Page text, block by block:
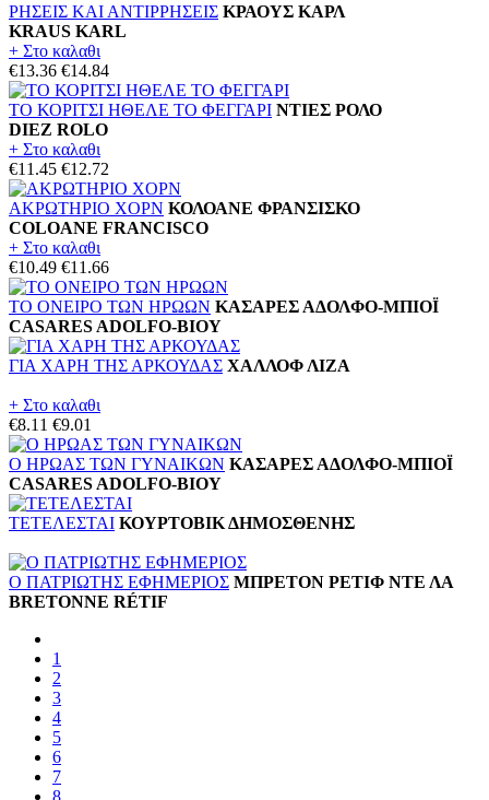
ΡΗΣΕΙΣ ΚΑΙ ΑΝΤΙΡΡΗΣΕΙΣ ΚΡΑΟΥΣ ΚΑΡΛ
KRAUS KARL
+ Στο καλαθι
€13.36 €14.84
ΤΟ ΚΟΡΙΤΣΙ ΗΘΕΛΕ ΤΟ ΦΕΓΓΑΡΙ ΝΤΙΕΣ ΡΟΛΟ
DIEZ ROLO
+ Στο καλαθι
€11.45 €12.72
ΑΚΡΩΤΗΡΙΟ ΧΟΡΝ ΚΟΛΟΑΝΕ ΦΡΑΝΣΙΣΚΟ
COLOANE FRANCISCO
+ Στο καλαθι
€10.49 €11.66
ΤΟ ΟΝΕΙΡΟ ΤΩΝ ΗΡΩΩΝ ΚΑΣΑΡΕΣ ΑΔΟΛΦΟ-ΜΠΙΟΪ
CASARES ADOLFO-BIOY
ΓΙΑ ΧΑΡΗ ΤΗΣ ΑΡΚΟΥΔΑΣ ΧΑΛΛΟΦ ΛΙΖΑ
+ Στο καλαθι
€8.11 €9.01
Ο ΗΡΩΑΣ ΤΩΝ ΓΥΝΑΙΚΩΝ ΚΑΣΑΡΕΣ ΑΔΟΛΦΟ-ΜΠΙΟΪ
CASARES ADOLFO-BIOY
ΤΕΤΕΛΕΣΤΑΙ ΚΟΥΡΤΟΒΙΚ ΔΗΜΟΣΘΕΝΗΣ
Ο ΠΑΤΡΙΩΤΗΣ ΕΦΗΜΕΡΙΟΣ ΜΠΡΕΤΟΝ ΡΕΤΙΦ ΝΤΕ ΛΑ
BRETONNE RÉTIF
1
2
3
4
5
6
7
8